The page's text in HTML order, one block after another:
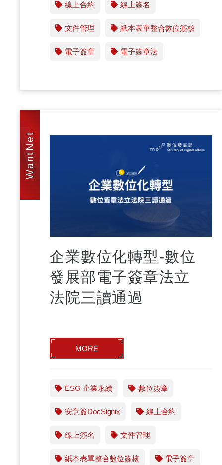
線上合約 線上簽名
文件管理 紙本表單整合數位簽核
電子簽章 電子簽章法
企業數位化轉型-數位
發展部電子簽章法立
法院三讀通過
MORE
ESG 企業永續 數位簽章
安意簽DocSignix 線上合約
線上簽名 文件管理
紙本表單整合數位簽核 電子簽章